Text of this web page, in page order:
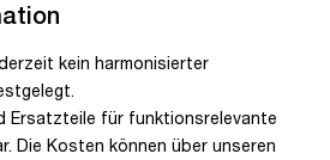
kein harmonisierter
Ersatzteile für funktionsrelevante
Die Kosten können über unseren